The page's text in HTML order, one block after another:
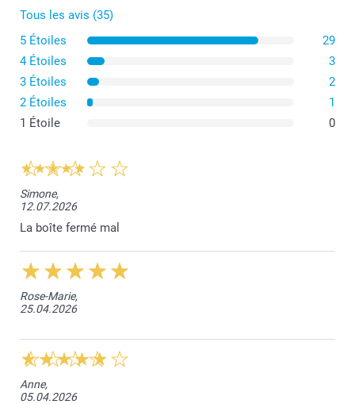
Tous les avis (35)
5 Étoiles
29
4 Étoiles
3
3 Étoiles
2
2 Étoiles
1
1 Étoile
0
Simone,
12.07.2026
La boîte fermé mal
Rose-Marie,
25.04.2026
Anne,
05.04.2026